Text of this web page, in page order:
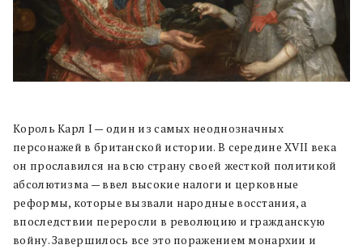
Король Карл I — один из самых неоднозначных
персонажей в британской истории. В середине XVII века
он прославился на всю страну своей жесткой политикой
абсолютизма — ввел высокие налоги и церковные
реформы, которые вызвали народные восстания, а
впоследствии переросли в революцию и гражданскую
войну. Завершилось все это поражением монархии и